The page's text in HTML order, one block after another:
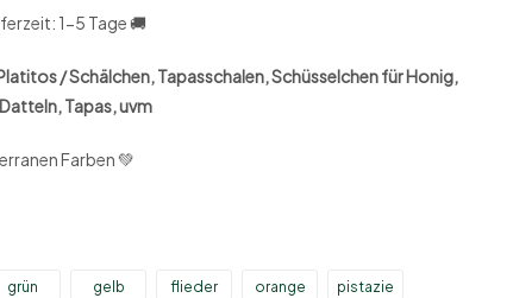
1-5 Tage 🚚
/ Schälchen, Tapasschalen, Schüsselchenfür Honig,
Tapas, uvm
Farben 💚
grün gelb flieder orange pistazie